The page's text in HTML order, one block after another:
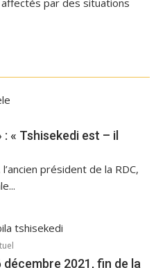
par des situations
: « Tshisekedi est – il
président de la RDC,
décembre 2021, fin de la